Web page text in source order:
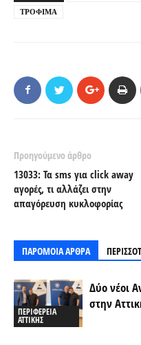
ΤΡΟΦΙΜΑ
Προηγούμενο άρθρο
13033: Τα sms για click away
αγορές, τι αλλάζει στην
απαγόρευση κυκλοφορίας
ΠΑΡΟΜΟΙΑ ΑΡΘΡΑ
ΠΕΡΙΦΕΡΕΙΑ
ΑΤΤΙΚΗΣ
Δύο νέοι
στην